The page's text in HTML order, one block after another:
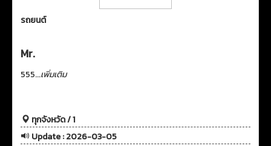
รถยนต์
Mr.
555...เพิ่มเติม
ทุกจังหวัด / 1
Update : 2026-03-05